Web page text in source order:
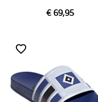
€ 69,95